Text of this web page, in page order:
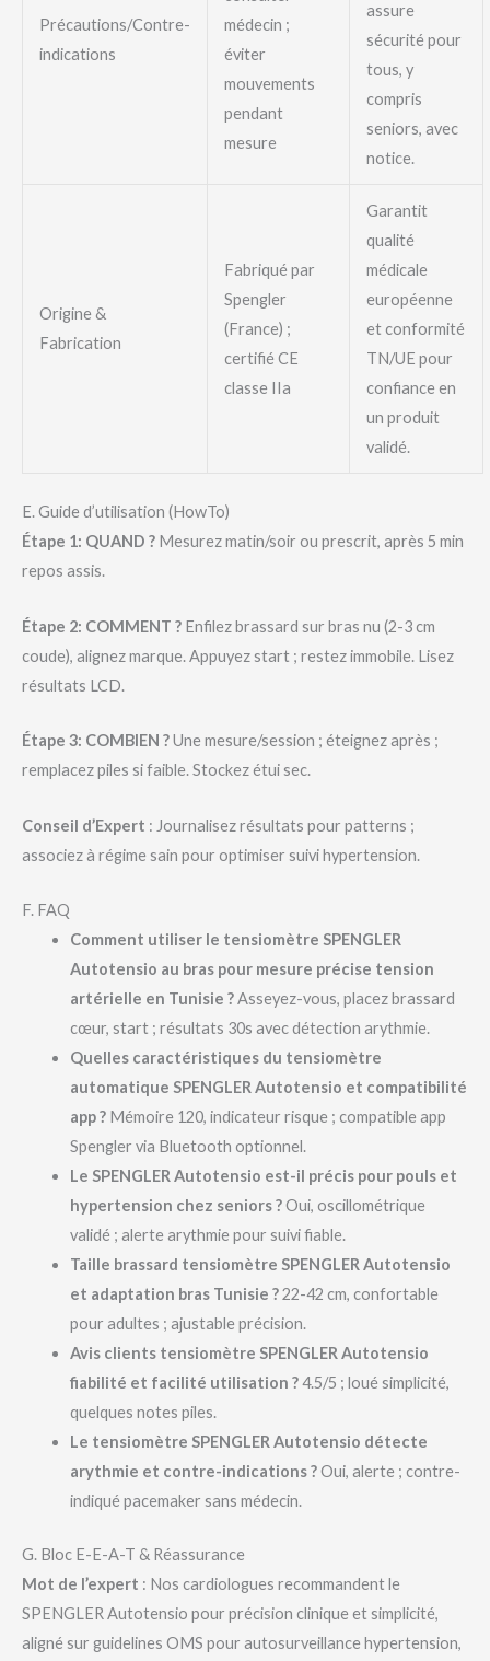
Précautions/Contre-
indications
médecin ;
éviter
mouvements
pendant
mesure
assure
sécurité pour
tous, y
compris
seniors, avec
notice.
Origine &
Fabrication
Fabriqué par
Spengler
(France) ;
certifié CE
classe IIa
Garantit
qualité
médicale
européenne
et conformité
TN/UE pour
confiance en
un produit
validé.
E. Guide d’utilisation (HowTo)
Étape 1: QUAND ? Mesurez matin/soir ou prescrit, après 5 min
repos assis.
Étape 2: COMMENT ? Enfilez brassard sur bras nu (2-3 cm
coude), alignez marque. Appuyez start ; restez immobile. Lisez
résultats LCD.
Étape 3: COMBIEN ?Une mesure/session ; éteignez après ;
remplacez piles si faible. Stockez étui sec.
Conseil d’Expert : Journalisez résultats pour patterns ;
associez à régime sain pour optimiser suivi hypertension.
F. FAQ
Comment utiliser le tensiomètre SPENGLER
Autotensio au bras pour mesure précise tension
artérielle en Tunisie ?Asseyez-vous, placez brassard
cœur, start ; résultats 30s avec détection arythmie.
Quelles caractéristiques du tensiomètre
automatique SPENGLER Autotensio et compatibilité
app ?Mémoire 120, indicateur risque ; compatible app
Spengler via Bluetooth optionnel.
Le SPENGLER Autotensio est-il précis pour pouls et
hypertension chez seniors ?Oui, oscillométrique
validé ; alerte arythmie pour suivi fiable.
Taille brassard tensiomètre SPENGLER Autotensio
et adaptation bras Tunisie ?22-42 cm, confortable
pour adultes ; ajustable précision.
Avis clients tensiomètre SPENGLER Autotensio
fiabilité et facilité utilisation ?4.5/5 ; loué simplicité,
quelques notes piles.
Le tensiomètre SPENGLER Autotensio détecte
arythmie et contre-indications ?Oui, alerte ; contre-
indiqué pacemaker sans médecin.
G. Bloc E-E-A-T & Réassurance
Mot de l’expert : Nos cardiologues recommandent le
SPENGLER Autotensio pour précision clinique et simplicité,
aligné sur guidelines OMS pour autosurveillance hypertension,